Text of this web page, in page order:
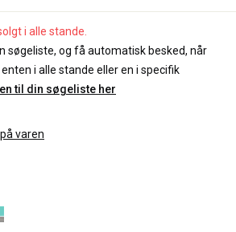
i alle stande.
søgeliste, og få automatisk besked, når
i alle stande eller en i specifik
til din søgeliste her
varen